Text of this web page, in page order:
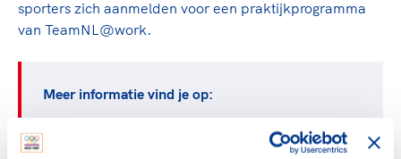
onderdeel van het clubbeleid rondom gewenst en
sporters zich aanmelden voor een praktijkprogramma
van TeamNL@work.
Meer informatie vind je op: